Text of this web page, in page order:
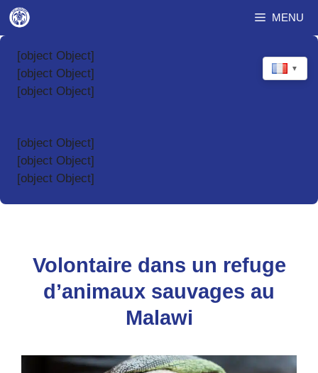
Aller
au
contenu
MENU
▼
[object Object]
[object Object]
[object Object]
[object Object]
[object Object]
[object Object]
Volontaire dans un refuge
d’animaux sauvages au
Malawi